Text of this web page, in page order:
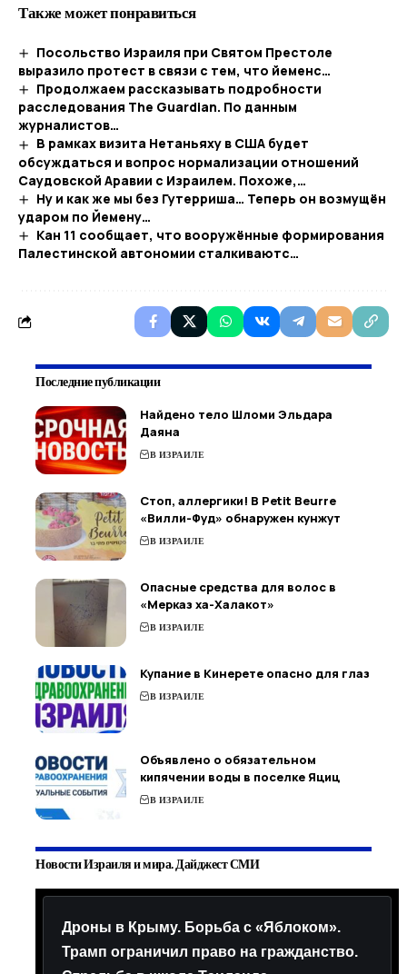
Также может понравиться
Посольство Израиля при Святом Престоле
выразило протест в связи с тем, что йеменс…
Продолжаем рассказывать подробности
расследования The Guardian. По данным
журналистов…
В рамках визита Нетаньяху в США будет
обсуждаться и вопрос нормализации отношений
Саудовской Аравии с Израилем. Похоже,…
Ну и как же мы без Гутерриша… Теперь он возмущён
ударом по Йемену…
Кан 11 сообщает, что вооружённые формирования
Палестинской автономии сталкиваютс…
Последние публикации
Найдено тело Шломи Эльдара
Даяна
В ИЗРАИЛЕ
Стоп, аллергики! В Petit Beurre
«Вилли-Фуд» обнаружен кунжут
В ИЗРАИЛЕ
Опасные средства для волос в
«Мерказ ха-Халакот»
В ИЗРАИЛЕ
Купание в Кинерете опасно для глаз
В ИЗРАИЛЕ
Объявлено о обязательном
кипячении воды в поселке Яциц
В ИЗРАИЛЕ
Новости Израиля и мира. Дайджест СМИ